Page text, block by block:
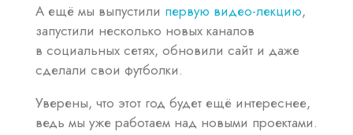
А ещё мы выпустили первую видео-лекцию,
запустили несколько новых каналов
в социальных сетях, обновили сайт и даже
сделали свои футболки.
Уверены, что этот год будет ещё интереснее,
ведь мы уже работаем над новыми проектами.